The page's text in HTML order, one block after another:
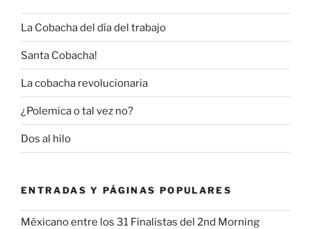
La Cobacha del día del trabajo
Santa Cobacha!
La cobacha revolucionaria
¿Polemica o tal vez no?
Dos al hilo
ENTRADAS Y PÁGINAS POPULARES
Méxicano entre los 31 Finalistas del 2nd Morning